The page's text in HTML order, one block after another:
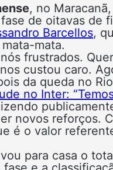
, no
de oitavas de
Barcellos,
mata.
frustrados.
custou caro.
da queda no
no Inter:
novos reforços.
é o valor
para casa o